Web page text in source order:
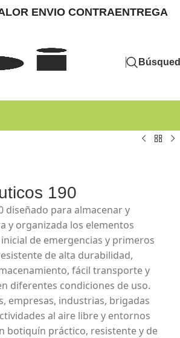
ENVIO CONTRAENTREGA
190
diseñado para almacenar y
y organizada los elementos
de emergencias y primeros
de alta durabilidad,
fácil transporte y
diferentes condiciones de uso.
empresas, industrias, brigadas
al aire libre y entornos
botiquín práctico, resistente y de